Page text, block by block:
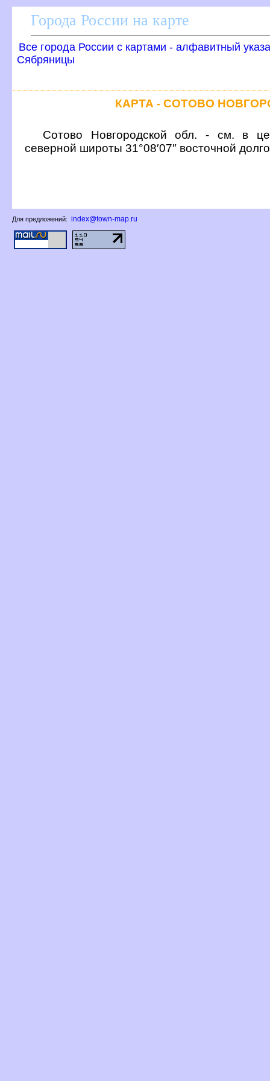
Города России на карте
се города России с картами - алфавитный
Сябряницы
КАРТА - СОТОВО
Сотово Новгородской обл. - см. в
северной широты 31°08′07″ восточной
Для предложений: index@town-map.ru